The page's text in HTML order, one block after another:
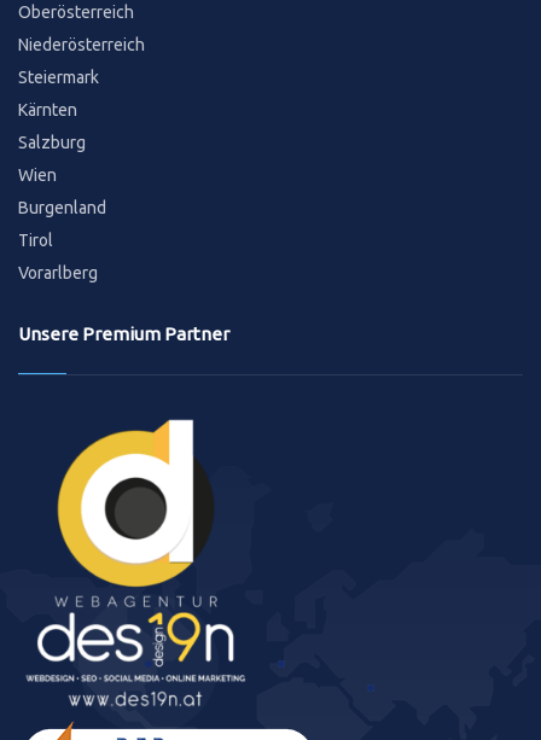
Oberösterreich
Niederösterreich
Steiermark
Kärnten
Salzburg
Wien
Burgenland
Tirol
Vorarlberg
Unsere Premium Partner